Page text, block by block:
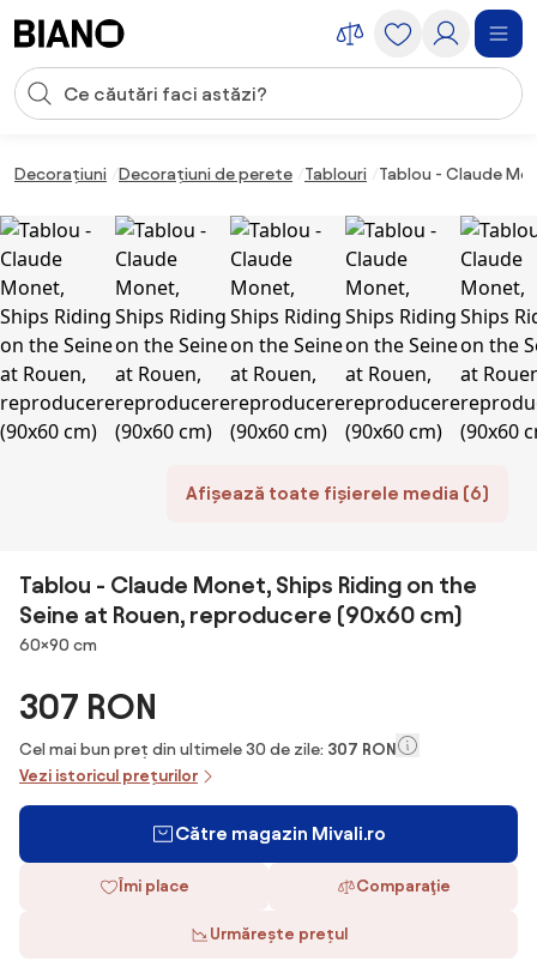
Introducerea căutării
Decorațiuni Decorațiuni de perete Tablouri Tablou - Claude
Afișează toate fișierele media (6)
Tablou - Claude Monet, Ships Riding on the
Seine at Rouen, reproducere (90x60 cm)
Dimensiuni
60×90 cm
307 RON
Cel mai bun preț din ultimele 30 de zile: 307 RON
Vezi istoricul prețurilor
Către magazin Mivali.ro
Îmi place Comparaţie
Urmărește prețul